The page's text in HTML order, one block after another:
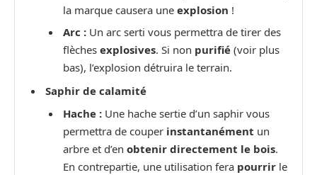
la marque causera une explosion !
Arc : Un arc serti vous permettra de tirer des
flèches explosives. Si non purifié (voir plus
bas), l’explosion détruira le terrain.
Saphir de calamité
Hache : Une hache sertie d’un saphir vous
permettra de couper instantanément un
arbre et d’en obtenir directement le bois.
En contrepartie, une utilisation fera pourrir le